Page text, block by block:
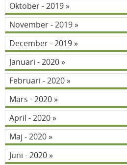
Oktober - 2019
November - 2019
December - 2019
Januari - 2020
Februari - 2020
Mars - 2020
April - 2020
Maj - 2020
Juni - 2020